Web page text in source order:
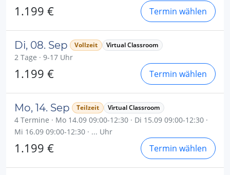
1.199 € Termin wählen
Di, 08. Sep Vollzeit Virtual Classroom
2 Tage · 9-17 Uhr
1.199 € Termin wählen
Mo, 14. Sep Teilzeit Virtual Classroom
4 Termine · Mo 14.09 09:00-12:30 · Di 15.09 09:00-12:30 ·
Mi 16.09 09:00-12:30 · ... Uhr
1.199 € Termin wählen